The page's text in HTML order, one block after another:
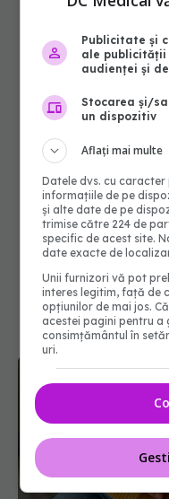
Publicitate și
ale publicității
audienței și
Stocarea și/
un dispozitiv
Aflați mai multe
Datele dvs. cu
informațiile de pe
și alte date de pe
trimise către 224 de
specific de acest site.
date exacte de
Unii furnizori vă pot
interes legitim, față de
opțiunilor de mai jos.
acestei pagini pentru a
consimțământul în
uri.